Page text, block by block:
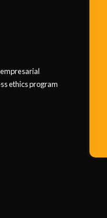
ethics program